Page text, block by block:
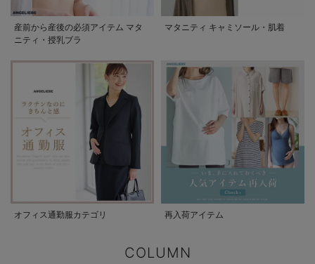
産前から産後の必須アイテム マタ
ニティ・授乳ブラ
マタニティ キャミソール・肌着
オフィス通勤服カテゴリ 再入荷アイテム
COLUMN